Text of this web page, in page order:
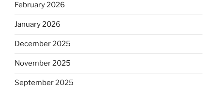
February 2026
January 2026
December 2025
November 2025
September 2025